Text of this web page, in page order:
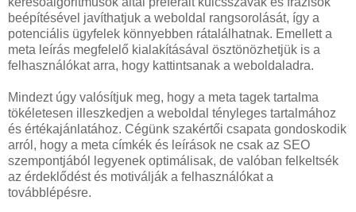
beépítésével javíthatjuk a weboldal rangsorolását, így a
potenciális ügyfelek könnyebben rátalálhatnak. Emellett a
meta leírás megfelelő kialakításával ösztönözhetjük is a
felhasználókat arra, hogy kattintsanak a weboldaladra.
Mindezt úgy valósítjuk meg, hogy a meta tagek tartalma
tökéletesen illeszkedjen a weboldal tényleges tartalmához
és értékajánlatához. Cégünk szakértői csapata gondoskodik
arról, hogy a meta címkék és leírások ne csak az SEO
szempontjából legyenek optimálisak, de valóban felkeltsék
az érdeklődést és motiválják a felhasználókat a
továbblépésre.